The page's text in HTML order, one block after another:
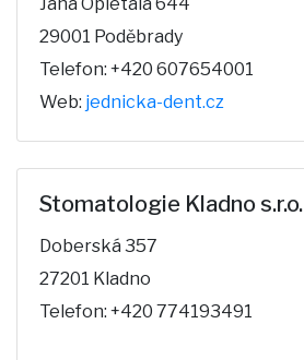
29001 Poděbrady
Telefon: +420 607654001
Web: jednicka-dent.cz
Stomatologie Kladno s.r.o.
Doberská 357
27201 Kladno
Telefon: +420 774193491